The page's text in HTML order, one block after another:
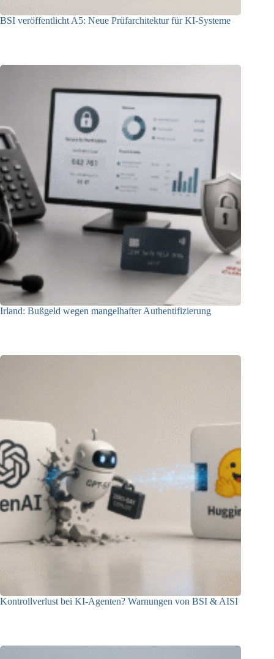
BSI veröffentlicht A5: Neue Prüfarchitektur für KI-Systeme
Irland: Bußgeld wegen mangelhafter Authentifizierung
Kontrollverlust bei KI-Agenten? Warnungen von BSI & AISI